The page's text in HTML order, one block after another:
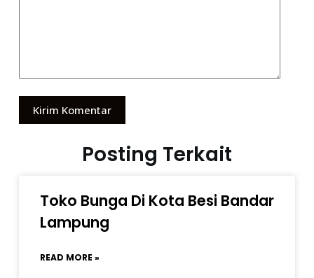
Kirim Komentar
Posting Terkait
Toko Bunga Di Kota Besi Bandar
Lampung
READ MORE »